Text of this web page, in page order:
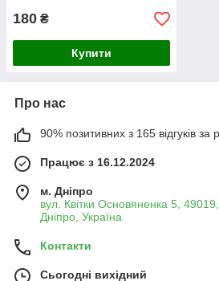
180 ₴
Купити
Про нас
90% позитивних з 165 відгуків за
Працює з 16.12.2024
м. Дніпро
вул. Квітки Основяненка 5,
Дніпро, Україна
Контакти
Сьогодні вихідний